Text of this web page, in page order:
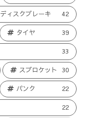
ディスクブレーキ 42
タイヤ 39
33
スプロケット 30
パンク 22
22